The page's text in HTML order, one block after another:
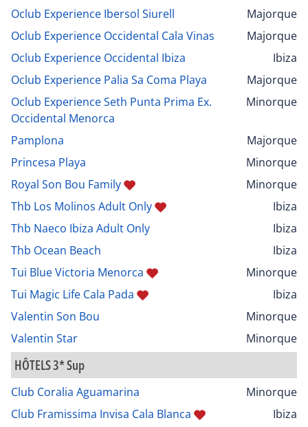
Oclub Experience Ibersol Siurell
Majorque
Oclub Experience Occidental Cala Vinas
Majorque
Oclub Experience Occidental Ibiza
Ibiza
Oclub Experience Palia Sa Coma Playa
Majorque
Oclub Experience Seth Punta Prima Ex.
Occidental Menorca
Minorque
Pamplona
Majorque
Princesa Playa
Minorque
Royal Son Bou Family
Minorque
Thb Los Molinos Adult Only
Ibiza
Thb Naeco Ibiza Adult Only
Ibiza
Thb Ocean Beach
Ibiza
Tui Blue Victoria Menorca
Minorque
Tui Magic Life Cala Pada
Ibiza
Valentin Son Bou
Minorque
Valentin Star
Minorque
HÔTELS 3* Sup
Club Coralia Aguamarina
Minorque
Club Framissima Invisa Cala Blanca
Ibiza